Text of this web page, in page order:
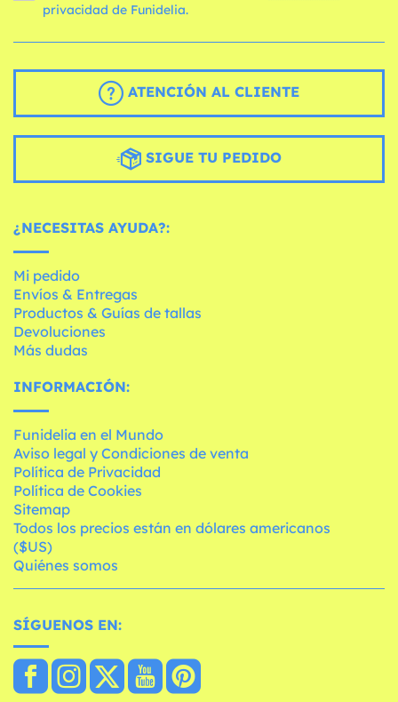
privacidad de Funidelia.
ATENCIÓN AL CLIENTE
SIGUE TU PEDIDO
¿NECESITAS AYUDA?:
Mi pedido
Envíos & Entregas
Productos & Guías de tallas
Devoluciones
Más dudas
INFORMACIÓN:
Funidelia en el Mundo
Aviso legal y Condiciones de venta
Política de Privacidad
Política de Cookies
Sitemap
Todos los precios están en dólares americanos
($US)
Quiénes somos
SÍGUENOS EN: